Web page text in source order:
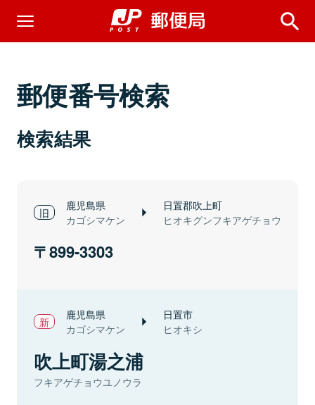
郵便番号検索
検索結果
鹿児島県
カゴシマケン
日置郡吹上町
ヒオキグンフキアゲチョウ
899-3303
鹿児島県
カゴシマケン
日置市
ヒオキシ
吹上町湯之浦
フキアゲチョウユノウラ